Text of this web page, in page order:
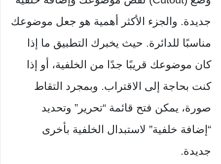
جديدة. والجزء الأكثر أهمية هو جعل موضوعك
مناسبًا للدائرة. حيث يخبرك التطبيق ما إذا
كان موضوعك قريبًا جدًا من الخلفية، أو إذا
كنت بحاجة إلى الاقتراب. وبمجرد التقاط
صورة، يمكن فتح قائمة “تحرير” وتحديد
“إضافة خلفية” لاستبدال الخلفية بأخرى
جديدة.